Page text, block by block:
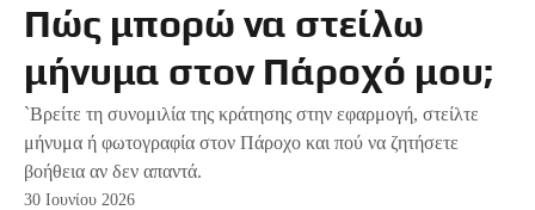
Πώς μπορώ να στείλω
μήνυμα στον Πάροχό μου;
`Βρείτε τη συνομιλία της κράτησης στην εφαρμογή, στείλτε
μήνυμα ή φωτογραφία στον Πάροχο και πού να ζητήσετε
βοήθεια αν δεν απαντά.
30 Ιουνίου 2026